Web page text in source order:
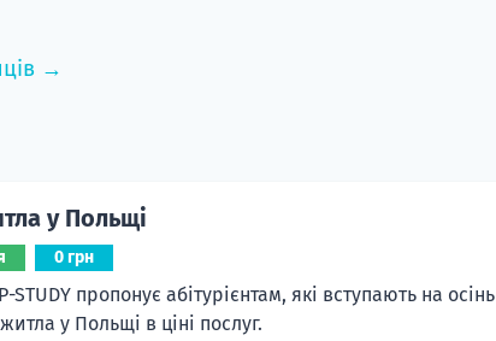
→
у Польщі
0 грн
STUDY пропонує абітурієнтам, які вступають на осінь
у Польщі в ціні послуг.